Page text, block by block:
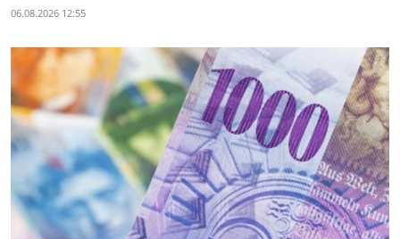
06.08.2026 12:55